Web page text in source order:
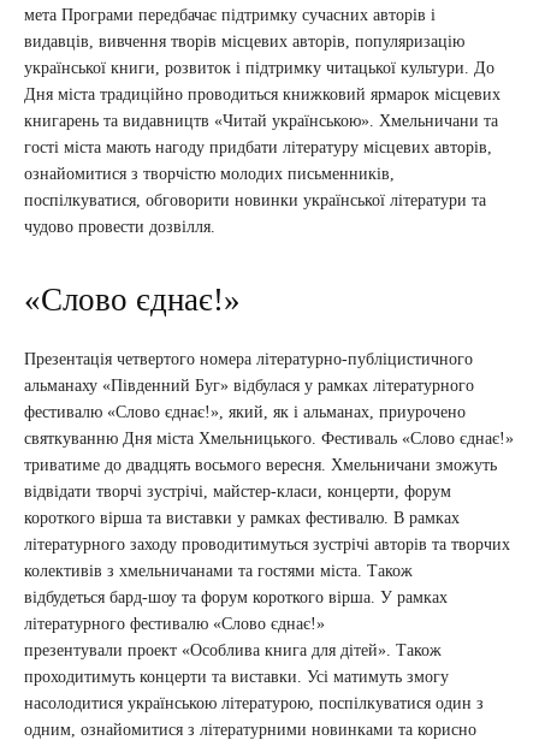
мета Програми передбачає підтримку сучасних авторів і
видавців, вивчення творів місцевих авторів, популяризацію
української книги, розвиток і підтримку читацької культури. До
Дня міста традиційно проводиться книжковий ярмарок місцевих
книгарень та видавництв «Читай українською». Хмельничани та
гості міста мають нагоду придбати літературу місцевих авторів,
ознайомитися з творчістю молодих письменників,
поспілкуватися, обговорити новинки української літератури та
чудово провести дозвілля.
«Слово єднає!»
Презентація четвертого номера літературно-публіцистичного
альманаху «Південний Буг» відбулася у рамках літературного
фестивалю «Слово єднає!», який, як і альманах, приурочено
святкуванню Дня міста Хмельницького. Фестиваль «Слово єднає!»
триватиме до двадцять восьмого вересня. Хмельничани зможуть
відвідати творчі зустрічі, майстер-класи, концерти, форум
короткого вірша та виставки у рамках фестивалю. В рамках
літературного заходу проводитимуться зустрічі авторів та творчих
колективів з хмельничанами та гостями міста. Також
відбудеться бард-шоу та форум короткого вірша. У рамках
літературного фестивалю «Слово єднає!»
презентували проект «Особлива книга для дітей». Також
проходитимуть концерти та виставки. Усі матимуть змогу
насолодитися українською літературою, поспілкуватися один з
одним, ознайомитися з літературними новинками та корисно